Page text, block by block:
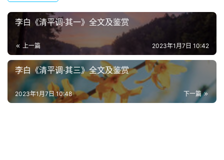
李白《清平调·其一》全文及鉴赏
上一篇 2023年1月7日 10:42
李白《清平调·其三》全文及鉴赏
下一篇
2023年1月7日 10:48